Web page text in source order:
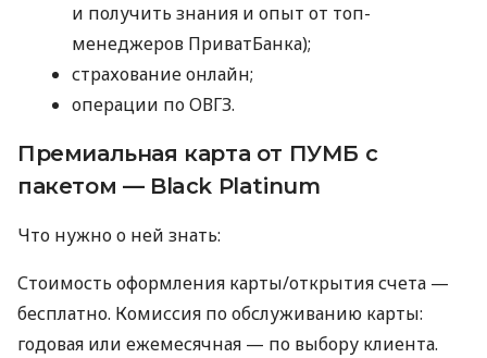
и получить знания и опыт от топ-
менеджеров ПриватБанка);
страхование онлайн;
операции по ОВГЗ.
Премиальная карта от ПУМБ с
пакетом — Black Platinum
Что нужно о ней знать:
Стоимость оформления карты/открытия счета —
бесплатно. Комиссия по обслуживанию карты:
годовая или ежемесячная — по выбору клиента.